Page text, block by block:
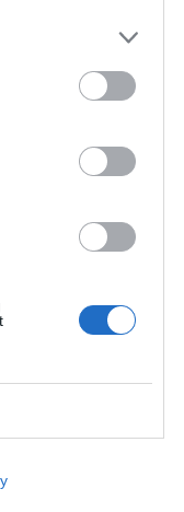
I 100 anni
SEGUICI SUI SOCIAL